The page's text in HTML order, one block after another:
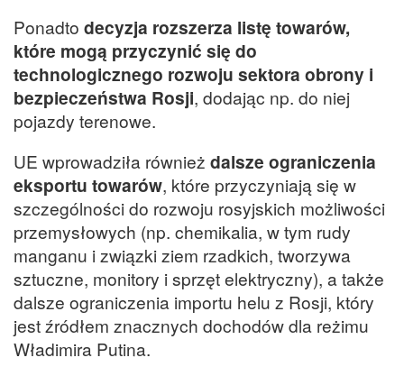
Ponadto decyzja rozszerza listę towarów,
które mogą przyczynić się do
technologicznego rozwoju sektora obrony i
bezpieczeństwa Rosji, dodając np. do niej
pojazdy terenowe.
UE wprowadziła również dalsze ograniczenia
eksportu towarów, które przyczyniają się w
szczególności do rozwoju rosyjskich możliwości
przemysłowych (np. chemikalia, w tym rudy
manganu i związki ziem rzadkich, tworzywa
sztuczne, monitory i sprzęt elektryczny), a także
dalsze ograniczenia importu helu z Rosji, który
jest źródłem znacznych dochodów dla reżimu
Władimira Putina.